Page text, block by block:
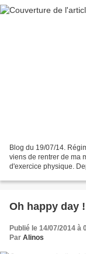
Blog du 19/07/14.
viens de rentrer de ma
d'exercice physique.
Publié le 14/07/2014 à
Par Alinos